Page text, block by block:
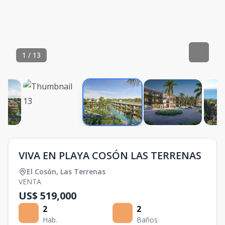
1 / 13
VIVA EN PLAYA COSÓN LAS TERRENAS
El Cosón, Las Terrenas
VENTA
US$ 519,000
2
Hab.
2
Baños